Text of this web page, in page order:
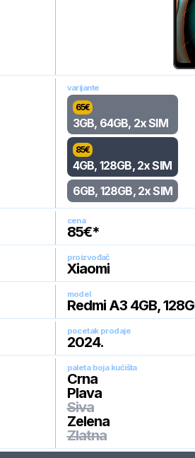
varijante
65€
3GB, 64GB, 2x SIM
85€
4GB, 128GB, 2x SIM
6GB, 128GB, 2x SIM
cena
85€*
proizvođač
Xiaomi
model
Redmi A3 4GB,
pocetak prodaje
2024.
paleta boja kućišta
Crna
Plava
Siva
Zelena
Zlatna